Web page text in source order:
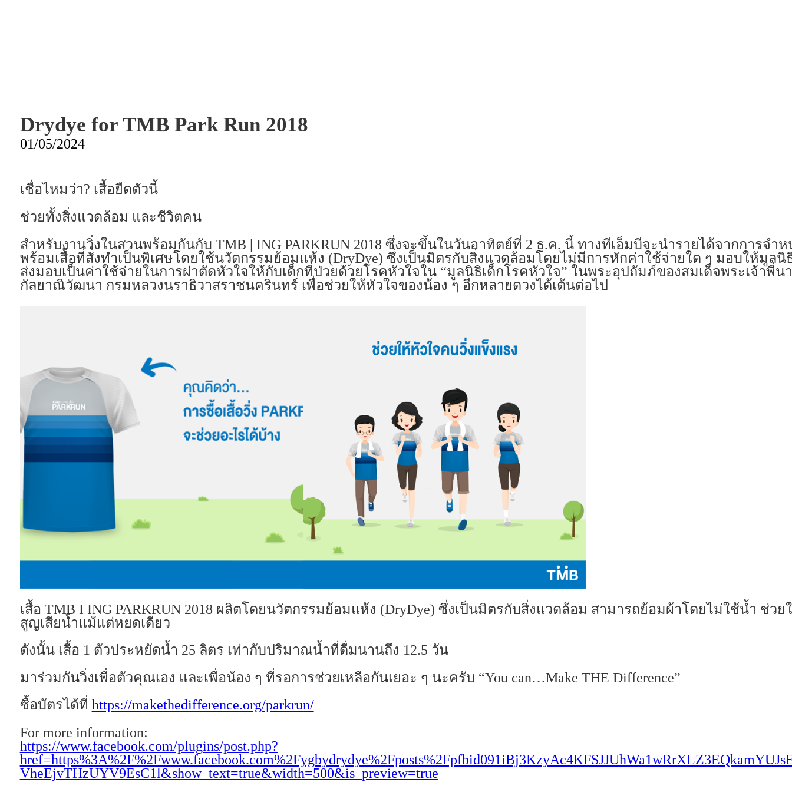
Drydye for TMB Park Run 2018
01/05/2024
เชื่อไหมว่า? เสื้อยืดตัวนี้
ช่วยทั้งสิ่งแวดล้อม และชีวิตคน
สำหรับงานวิ่งในสวนพร้อมกันกับ TMB | ING PARKRUN 2018 ซึ่งจะขึ้นในวันอาทิตย์ที่ 2 ธ.ค. นี้ ทางทีเอ็มบีจะนำรายได้จากการจำ
พร้อมเสื้อที่สั่งทำเป็นพิเศษโดยใช้นวัตกรรมย้อมแห้ง (DryDye) ซึ่งเป็นมิตรกับสิ่งแวดล้อมโดยไม่มีการหักค่าใช้จ่ายใด ๆ มอบให้มูลนิ
ส่งมอบเป็นค่าใช้จ่ายในการผ่าตัดหัวใจให้กับเด็กที่ป่วยด้วยโรคหัวใจใน “มูลนิธิเด็กโรคหัวใจ” ในพระอุปถัมภ์ของสมเด็จพระเจ้าพี่นา
กัลยาณิวัฒนา กรมหลวงนราธิวาสราชนครินทร์ เพื่อช่วยให้หัวใจของน้อง ๆ อีกหลายดวงได้เต้นต่อไป
เสื้อ TMB I ING PARKRUN 2018 ผลิตโดยนวัตกรรมย้อมแห้ง (DryDye) ซึ่งเป็นมิตรกับสิ่งแวดล้อม สามารถย้อมผ้าโดยไม่ใช้น้ำ ช่วย
สูญเสียน้ำแม้แต่หยดเดียว
ดังนั้น เสื้อ 1 ตัวประหยัดน้ำ 25 ลิตร เท่ากับปริมาณน้ำที่ดื่มนานถึง 12.5 วัน
มาร่วมกันวิ่งเพื่อตัวคุณเอง และเพื่อน้อง ๆ ที่รอการช่วยเหลือกันเยอะ ๆ นะครับ “You can…Make THE Difference”
ซื้อบัตรได้ที่ https://makethedifference.org/parkrun/
For more information:
https://www.facebook.com/plugins/post.php?
VheEjvTHzUYV9EsC1l&show_text=true&width=500&is_preview=true